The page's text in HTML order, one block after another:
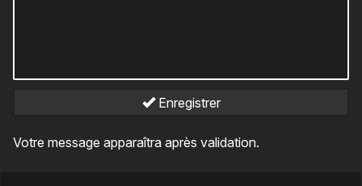
Enregistrer
Votre message apparaîtra après validation.